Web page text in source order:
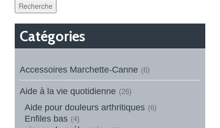
Recherche
Catégories
Accessoires Marchette-Canne (6)
Aide à la vie quotidienne (26)
Aide pour douleurs arthritiques (6)
Enfiles bas (4)